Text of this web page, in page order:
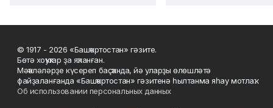
© 1917 - 2026 «Башҡортостан» гәзите.
Бөтә хоҡуҡтар ҙа яҡланған.
Мәҡәләләрҙе күсереп баҫҡанда, йә уларҙы өлөшләтә
файҙаланғанда «Башҡортостан» гәзитенә һылтанма яһау мотлаҡ.
Об использовании персональных данных